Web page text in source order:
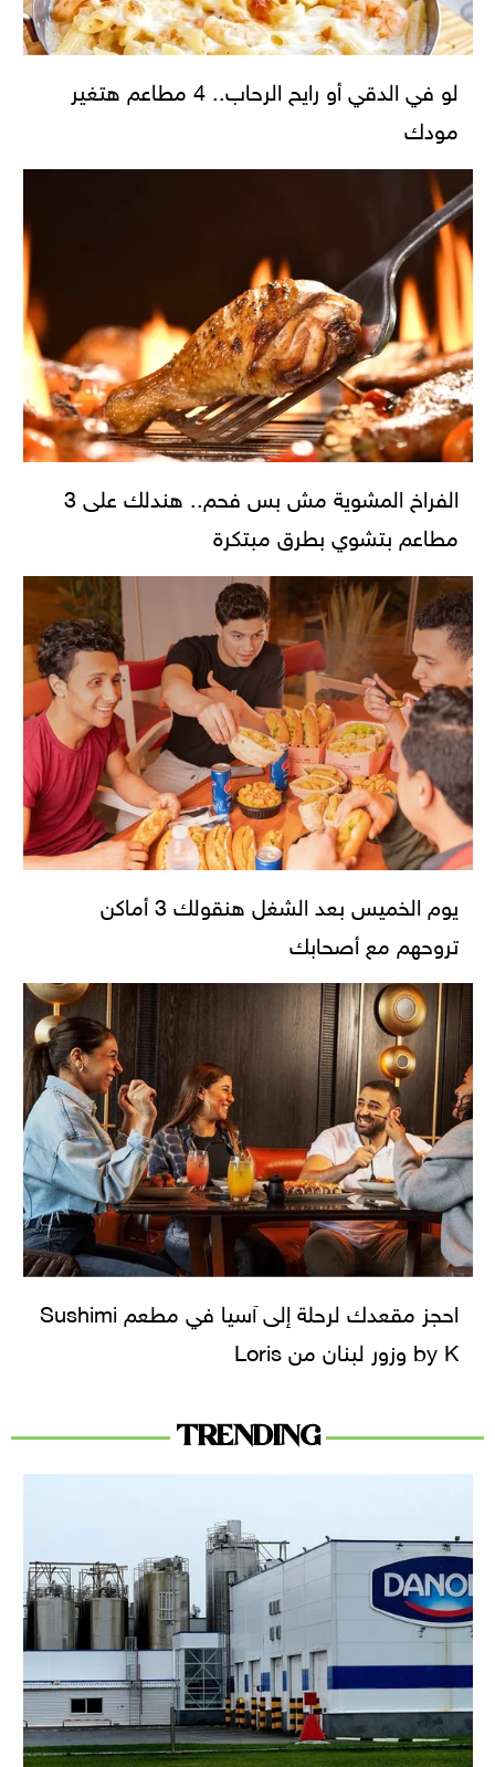
لو في الدقي أو رايح الرحاب.. 4 مطاعم هتغير
مودك
الفراخ المشوية مش بس فحم.. هندلك على 3
مطاعم بتشوي بطرق مبتكرة
يوم الخميس بعد الشغل هنقولك 3 أماكن
تروحهم مع أصحابك
احجز مقعدك لرحلة إلى آسيا في مطعم Sushimi
by K وزور لبنان من Loris
TRENDING